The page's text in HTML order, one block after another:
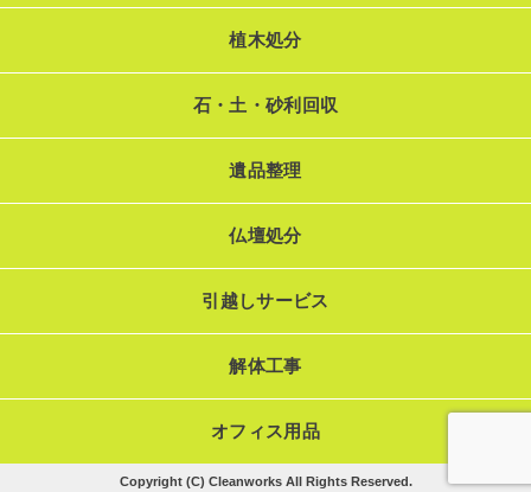
植木処分
石・土・砂利回収
遺品整理
仏壇処分
引越しサービス
解体工事
オフィス用品
Copyright (C) Cleanworks All Rights Reserved.